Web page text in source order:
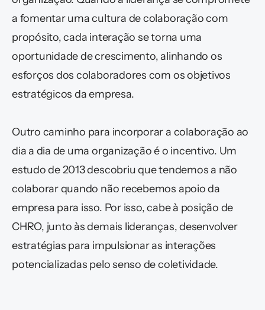
a fomentar uma cultura de colaboração com
propósito, cada interação se torna uma
oportunidade de crescimento, alinhando os
esforços dos colaboradores com os objetivos
estratégicos da empresa.
Outro caminho para incorporar a colaboração ao
dia a dia de uma organização é o incentivo. Um
estudo de 2013 descobriu que tendemos a não
colaborar quando não recebemos apoio da
empresa para isso. Por isso, cabe à posição de
CHRO, junto às demais lideranças, desenvolver
estratégias para impulsionar as interações
potencializadas pelo senso de coletividade.